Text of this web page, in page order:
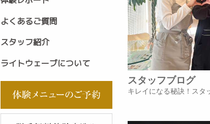
よくあるご質問
スタッフ紹介
ライトウェーブについて
スタッフブログ
キレイになる秘訣！スタ